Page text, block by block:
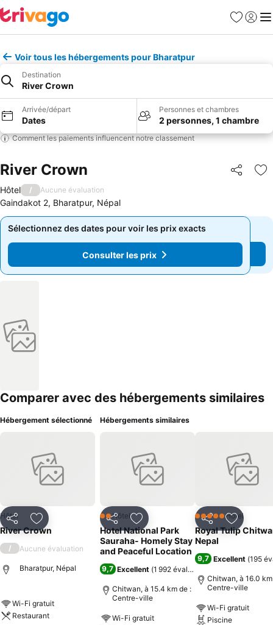
Favoris
Se
Voir tous les hébergements pour Bharatpur
Destination
River Crown
Arrivée/départ
Dates
Personnes et chambres
2 personnes, 1 chambre
Comment les paiements influencent notre classement
River Crown Partager
Hôtel / Aucune évaluation
Gaindakot 2, Bharatpur, Népal
Sélectionnez des dates pour voir les prix exacts
Consulter les prix
Sélectionnez des dates pour voir les prix exacts
Consulter les prix
Comparer avec des hébergements similaires
Hébergement sélectionné
PartagerAjouter à mes favoris
Hôtel
River Crown
/ Aucune évaluation
Bharatpur, Népal
Wi-Fi gratuit
Restaurant
Hébergements similaires
PartagerAjouter à mes favoris
2 Étoiles
Hôtel
Hotel National Park
Sauraha- Homely Stay
and Peaceful Location
9,7 Excellent (1 992 évaluations
Chitwan, à 15.4 km de :
Centre-ville
Wi-Fi gratuit
PartagerAjouter
5 Étoiles Hôtel
Royal Tulip
Nepal
9,7 Excellent (195
Chitwan, à 16.0
Centre-ville
Wi-Fi gratuit
Piscine